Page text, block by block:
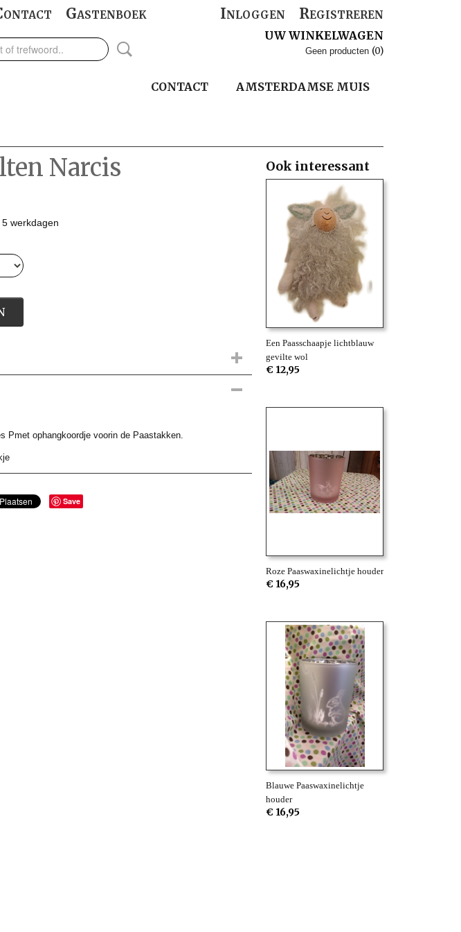
Gastenboek Inloggen Registreren
UW WINKELWAGEN
Geen producten (0)
AMSTERDAMSE MUIS
CONTACT
Narcis
werkdagen
Pmet ophangkoordje voorin de Paastakken.
Save
Ook interessant
Een Paasschaapje lichtblauw
gevilte wol
€ 12,95
Roze Paaswaxinelichtje houder
€ 16,95
Blauwe Paaswaxinelichtje
houder
€ 16,95